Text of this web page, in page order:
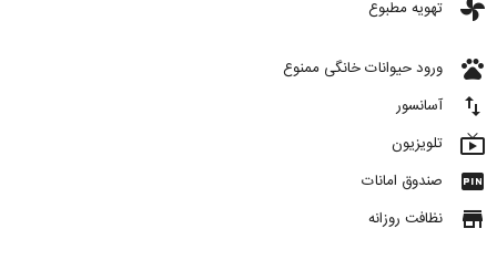
toys تهویه مطبوع
pets ورود حیوانات خانگی ممنوع
import_export آسانسور
live_tv تلویزیون
fiber_pin صندوق امانات
store نظافت روزانه